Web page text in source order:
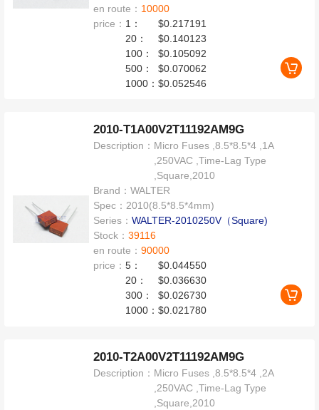
en route： 10000
price： 1：
$0.217191
20：
$0.140123
100：
$0.105092
500：
$0.070062
1000：$0.052546
2010-T1A00V2T11192AM9G
Description： Micro Fuses ,8.5*8.5*4 ,1A
,250VAC ,Time-Lag Type
,Square,2010
Brand：WALTER
Spec：2010(8.5*8.5*4mm)
Series：WALTER-2010250V（Square)
Stock：39116
en route：90000
price：5：
$0.044550
20：
$0.036630
300：
$0.026730
1000：$0.021780
2010-T2A00V2T11192AM9G
Description： Micro Fuses ,8.5*8.5*4 ,2A
,250VAC ,Time-Lag Type
,Square,2010